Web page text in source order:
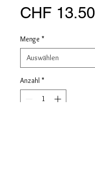
CHF 13.50
Menge *
Anzahl *